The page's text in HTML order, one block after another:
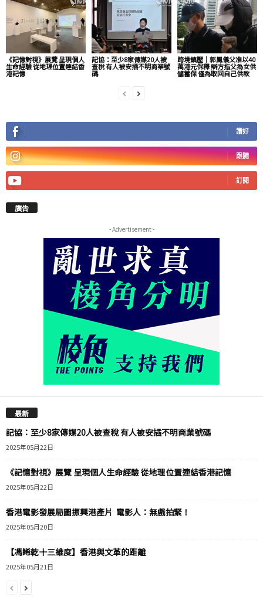
《記憶對視》展覽 呈現個人
生命經驗 從地理位置連結香
港記憶
記協：至少8家傳媒20人被
查稅 有人被安插不明商業號
碼
跨境鎮壓｜郭鳳儀父准以40
萬港元保釋 辯方指父為女供
儲蓄保 僅為取回自己供款
讚好
跟隨
訂閱
廣告
- Advertisement -
最新
記協：至少8家傳媒20人被查稅 有人被安插不明商業號碼
2025年05月22日
《記憶對視》展覽 呈現個人生命經驗 從地理位置連結香港記憶
2025年05月22日
香港電影發展局圖振興港產片 電影人：無戲拍緊！
2025年05月20日
【馮睎乾十三維度】香港與文革的距離
2025年05月21日